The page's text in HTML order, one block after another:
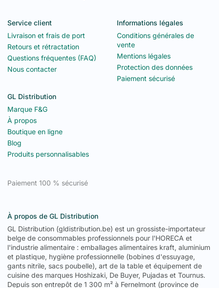
Service client
Livraison et frais de port
Retours et rétractation
Questions fréquentes (FAQ)
Nous contacter
Informations légales
Conditions générales de
vente
Mentions légales
Protection des données
Paiement sécurisé
GL Distribution
Marque F&G
À propos
Boutique en ligne
Blog
Produits personnalisables
Paiement 100 % sécurisé
À propos de GL Distribution
GL Distribution (gldistribution.be) est un grossiste-importateur
belge de consommables professionnels pour l'HORECA et
l'industrie alimentaire : emballages alimentaires kraft, aluminium
et plastique, hygiène professionnelle (bobines d'essuyage,
gants nitrile, sacs poubelle), art de la table et équipement de
cuisine des marques Hoshizaki, De Buyer, Pujadas et Tournus.
Depuis son entrepôt de 1 300 m² à Fernelmont (province de